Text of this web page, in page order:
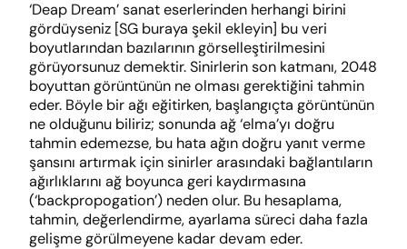
‘Deap Dream’ sanat eserlerinden herhangi birini
gördüyseniz [SG buraya şekil ekleyin] bu veri
boyutlarından bazılarının görselleştirilmesini
görüyorsunuz demektir. Sinirlerin son katmanı, 2048
boyuttan görüntünün ne olması gerektiğini tahmin
eder. Böyle bir ağı eğitirken, başlangıçta görüntünün
ne olduğunu biliriz; sonunda ağ ‘elma’yı doğru
tahmin edemezse, bu hata ağın doğru yanıt verme
şansını artırmak için sinirler arasındaki bağlantıların
ağırlıklarını ağ boyunca geri kaydırmasına
(‘backpropogation’) neden olur. Bu hesaplama,
tahmin, değerlendirme, ayarlama süreci daha fazla
gelişme görülmeyene kadar devam eder.